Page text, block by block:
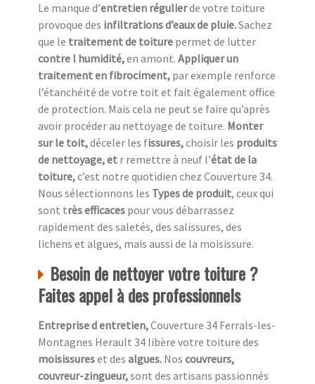
Le manque d’entretien régulierde votre toiture
provoque des infiltrations d’eaux de pluie.Sachez
que le traitement de toiture permet de lutter
contre l humidité,en amont. Appliquer un
traitement en fibrociment, par exemple renforce
l’étanchéité de votre toit et fait également office
de protection. Mais cela ne peut se faire qu’après
avoir procéder au nettoyage de toiture. Monter
sur le toit,déceler les fissures,choisir les produits
de nettoyage, et r remettre à neuf l’état de la
toiture,c’est notre quotidien chez Couverture 34.
Nous sélectionnons les Types de produit, ceux qui
sont très efficaces pour vous débarrassez
rapidement des saletés, des salissures, des
lichens et algues, mais aussi de la moisissure.
Besoin de nettoyer votre toiture ?
Faites appel à des professionnels
Entreprise d entretien,Couverture 34 Ferrals-les-
Montagnes Herault 34 libère votre toiture des
moisissureset des algues. Nos couvreurs,
couvreur-zingueur,sont des artisans passionnés